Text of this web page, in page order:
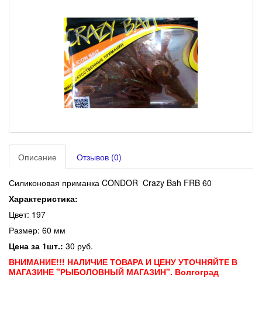
Описание Отзывов (0)
Силиконовая приманка CONDOR Crazy Bah FRB 60
Характеристика:
Цвет: 197
Размер: 60 мм
Цена за 1шт.: 30 руб.
ВНИМАНИЕ!!! НАЛИЧИЕ ТОВАРА И ЦЕНУ УТОЧНЯЙТЕ В
МАГАЗИНЕ "РЫБОЛОВНЫЙ МАГАЗИН". Волгоград